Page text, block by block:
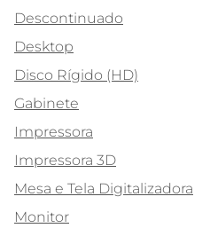
Descontinuado
Desktop
Disco Rígido (HD)
Gabinete
Impressora
Impressora 3D
Mesa e Tela Digitalizadora
Monitor